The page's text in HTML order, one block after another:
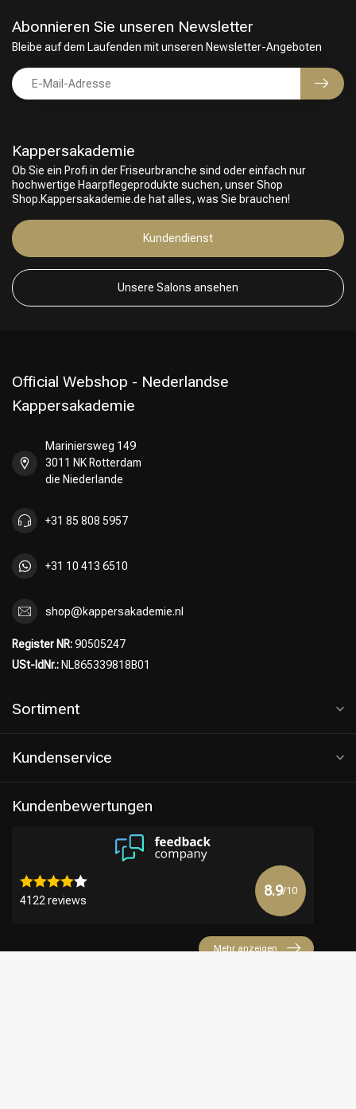
Kappersakademie
Ob Sie ein Profi in der Friseurbranche sind oder einfach nur
hochwertige Haarpflegeprodukte suchen, unser Shop
Shop.Kappersakademie.de hat alles, was Sie brauchen!
Kundendienst
Unsere Salons ansehen
Abonnieren Sie unseren Newsletter
Bleibe auf dem Laufenden mit unseren Newsletter-Angeboten
Official Webshop - Nederlandse
Kappersakademie
Mariniersweg 149
3011 NK Rotterdam
die Niederlande
+31 85 808 5957
+31 10 413 6510
shop@kappersakademie.nl
Register NR:90505247
USt-IdNr.: NL865339818B01
Sortiment
Kundenservice
Kundenbewertungen
4122 reviews
8.9/10
Mehr anzeigen